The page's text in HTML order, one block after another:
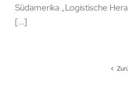
Südamerika „Logistische
[...]